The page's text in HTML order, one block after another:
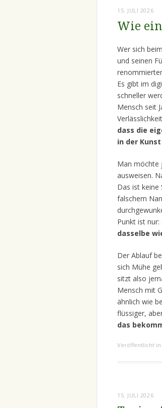
15. JULI 2026
Wie
Wer sich beim
und seinen
Es gibt im
schneller
Mensch seit
dass die
in der
Man möchte
ausweisen.
Das ist keine
falschem
Punkt ist nur:
dasselbe
Der Ablauf
sich Mühe
sitzt also
Mensch mit
ähnlich wie
flüssiger,
das
Veröffentlicht in
15. JULI 2026